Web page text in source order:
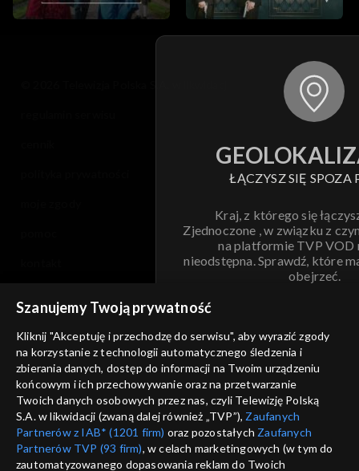
ŁĄCZYSZ SIĘ SPOZA
Kraj, z którego się
Zjednoczone , w związku z
na platformie TVP VOD
nieodstępna. Sprawdź, które
obejrzeć.
ANULUJ
informacje o dostawcy usług
Szanujemy Twoją prywatność
Kliknij "Akceptuję i przechodzę do serwisu", aby wyrazić zgody
na korzystanie z technologii automatycznego śledzenia i
zbierania danych, dostęp do informacji na Twoim urządzeniu
końcowym i ich przechowywanie oraz na przetwarzanie
Twoich danych osobowych przez nas, czyli Telewizję Polską
S.A. w likwidacji (zwaną dalej również „TVP”), Zaufanych
Partnerów z IAB* (1201 firm) oraz pozostałych Zaufanych
Partnerów TVP (93 firm), w celach marketingowych (w tym do
zautomatyzowanego dopasowania reklam do Twoich